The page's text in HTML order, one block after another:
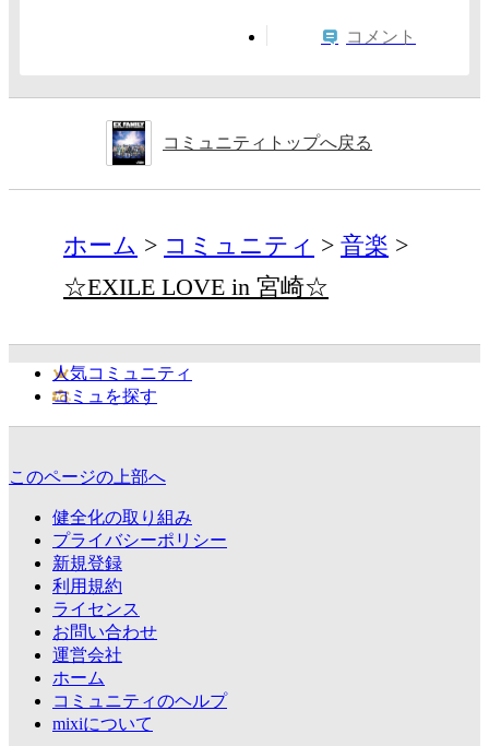
コメント
コミュニティトップへ戻る
ホーム コミュニティ
音楽
☆EXILE LOVE in 宮崎☆
人気コミュニティ
コミュを探す
このページの上部へ
健全化の取り組み
プライバシーポリシー
新規登録
利用規約
ライセンス
お問い合わせ
運営会社
ホーム
コミュニティのヘルプ
mixiについて